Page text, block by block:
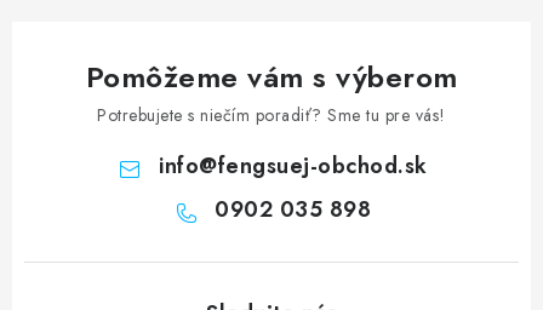
Pomôžeme vám s výberom
Potrebujete s niečím poradiť? Sme tu pre vás!
info@fengsuej-obchod.sk
0902 035 898